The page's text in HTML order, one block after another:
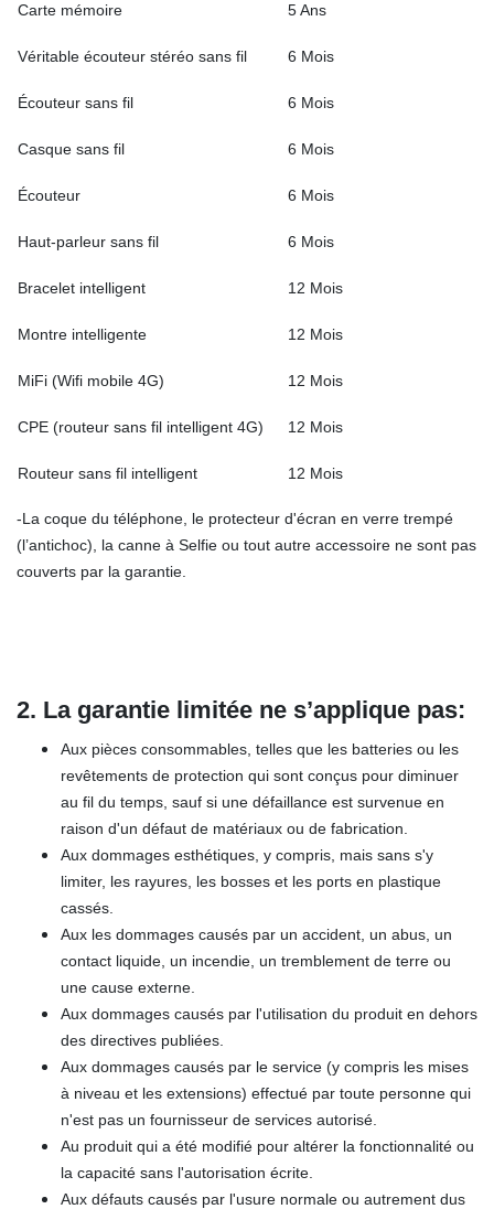
Carte mémoire 5 Ans
Véritable écouteur stéréo sans fil 6 Mois
Écouteur sans fil 6 Mois
Casque sans fil 6 Mois
Écouteur 6 Mois
Haut-parleur sans fil 6 Mois
Bracelet intelligent 12 Mois
Montre intelligente 12 Mois
MiFi (Wifi mobile 4G) 12 Mois
CPE (routeur sans fil intelligent 4G) 12 Mois
Routeur sans fil intelligent 12 Mois
-La coque du téléphone, le protecteur d'écran en verre trempé
(l’antichoc), la canne à Selfie ou tout autre accessoire ne sont pas
couverts par la garantie.
2. La garantie limitée ne s’applique pas:
Aux pièces consommables, telles que les batteries ou les
revêtements de protection qui sont conçus pour diminuer
au fil du temps, sauf si une défaillance est survenue en
raison d'un défaut de matériaux ou de fabrication.
Aux dommages esthétiques, y compris, mais sans s'y
limiter, les rayures, les bosses et les ports en plastique
cassés.
Aux les dommages causés par un accident, un abus, un
contact liquide, un incendie, un tremblement de terre ou
une cause externe.
Aux dommages causés par l'utilisation du produit en dehors
des directives publiées.
Aux dommages causés par le service (y compris les mises
à niveau et les extensions) effectué par toute personne qui
n'est pas un fournisseur de services autorisé.
Au produit qui a été modifié pour altérer la fonctionnalité ou
la capacité sans l'autorisation écrite.
Aux défauts causés par l'usure normale ou autrement dus